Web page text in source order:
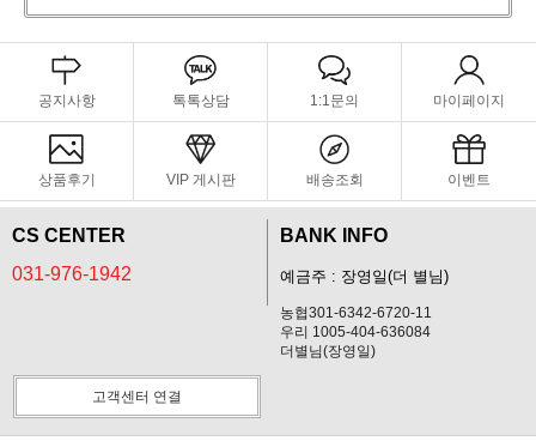
공지사항 톡톡상담 1:1문의 마이페이지
상품후기 VIP 게시판 배송조회 이벤트
CS CENTER
031-976-1942
BANK INFO
예금주 : 장영일(더 별님)
농협301-6342-6720-11
우리 1005-404-636084
더별님(장영일)
고객센터 연결